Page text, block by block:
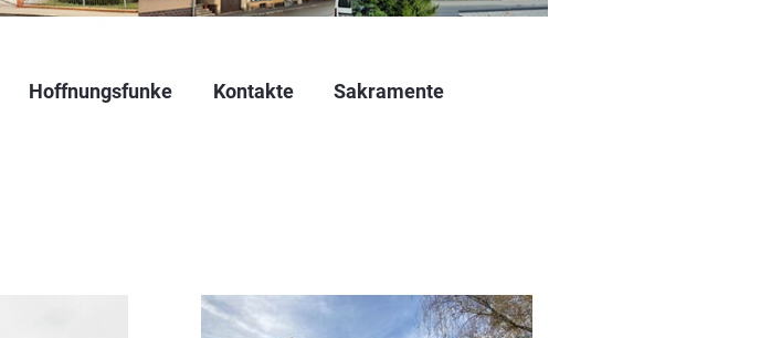
Hoffnungsfunke Kontakte Sakramente